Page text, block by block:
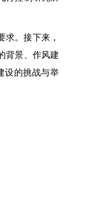
求。接下来，
背景、作风建
设的挑战与举